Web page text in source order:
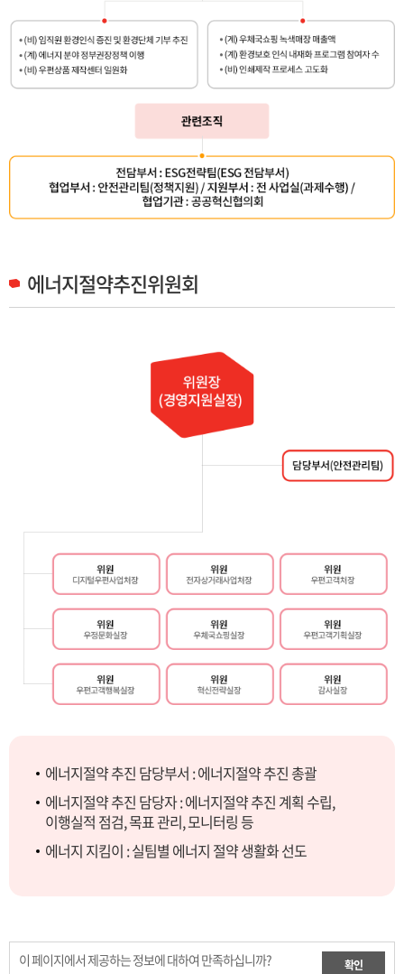
에너지절약추진위원회
에너지절약 추진 담당부서 : 에너지절약 추진 총괄
에너지절약 추진 담당자 : 에너지절약 추진 계획 수립,
이행실적 점검, 목표 관리, 모니터링 등
에너지 지킴이 : 실팀별 에너지 절약 생활화 선도
이 페이지에서 제공하는 정보에 대하여 만족하십니까? 확인